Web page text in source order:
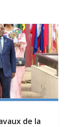
de la